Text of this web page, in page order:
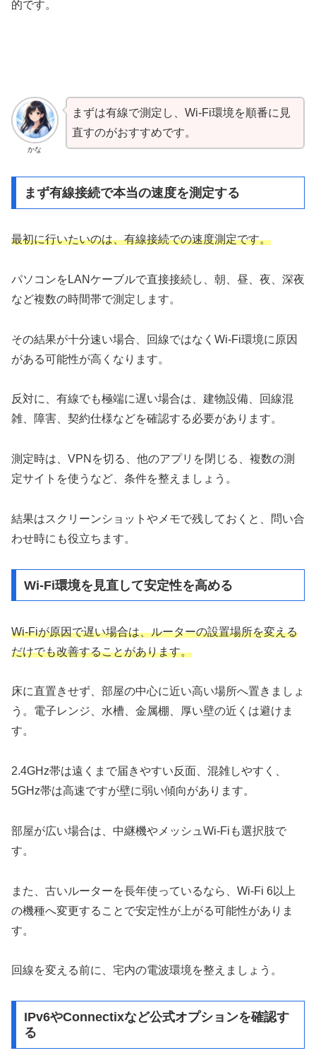
的です。
かな
まずは有線で測定し、Wi-Fi環境を順番に見
直すのがおすすめです。
まず有線接続で本当の速度を測定する
最初に行いたいのは、有線接続での速度測定です。
パソコンをLANケーブルで直接接続し、朝、昼、夜、深夜
など複数の時間帯で測定します。
その結果が十分速い場合、回線ではなくWi-Fi環境に原因
がある可能性が高くなります。
反対に、有線でも極端に遅い場合は、建物設備、回線混
雑、障害、契約仕様などを確認する必要があります。
測定時は、VPNを切る、他のアプリを閉じる、複数の測
定サイトを使うなど、条件を整えましょう。
結果はスクリーンショットやメモで残しておくと、問い合
わせ時にも役立ちます。
Wi-Fi環境を見直して安定性を高める
Wi-Fiが原因で遅い場合は、ルーターの設置場所を変える
だけでも改善することがあります。
床に直置きせず、部屋の中心に近い高い場所へ置きましょ
う。電子レンジ、水槽、金属棚、厚い壁の近くは避けま
す。
2.4GHz帯は遠くまで届きやすい反面、混雑しやすく、
5GHz帯は高速ですが壁に弱い傾向があります。
部屋が広い場合は、中継機やメッシュWi-Fiも選択肢で
す。
また、古いルーターを長年使っているなら、Wi-Fi 6以上
の機種へ変更することで安定性が上がる可能性がありま
す。
回線を変える前に、宅内の電波環境を整えましょう。
IPv6やConnectixなど公式オプションを確認す
る